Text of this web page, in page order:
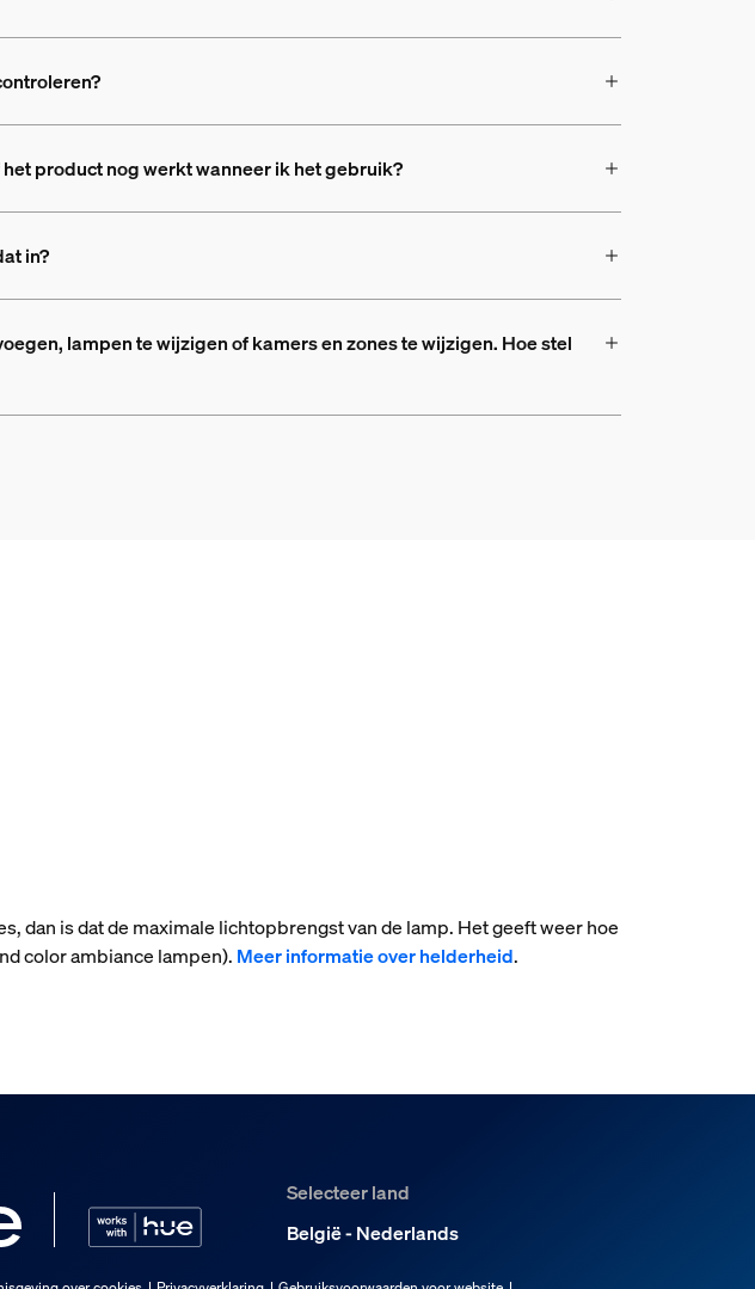
product nog werkt wanneer ik het gebruik?
in?
lampen te wijzigen of kamers en zones te wijzigen. Hoe stel
dan is dat de maximale lichtopbrengst van de lamp. Het geeft weer hoe
color ambiance lampen). Meer informatie over helderheid.
Selecteer land
België - Nederlands